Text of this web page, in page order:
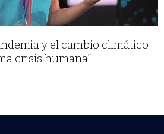
y el cambio climático
crisis humana”